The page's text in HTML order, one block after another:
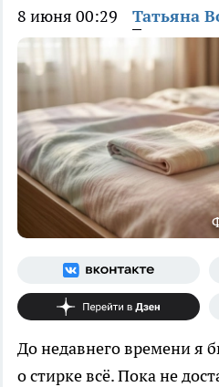
8 июня 00:29 Татьяна
До недавнего времени я
о стирке всё. Пока не